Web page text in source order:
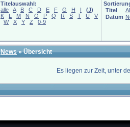
Titelauswahl:
alle
A B C D E F G H I (J)
K
L M N O P Q R S T U
V
W
X Y Z 0-9
Titel
Datum
News» Übersicht
Es liegen zur Zeit, unter